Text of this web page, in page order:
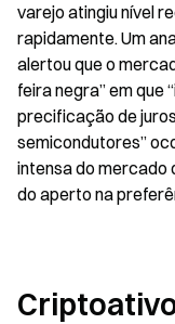
varejo atingiu nível
rapidamente. Um
alertou que o
feira negra” em que
precificação de
semicondutores”
intensa do mercado
do aperto na